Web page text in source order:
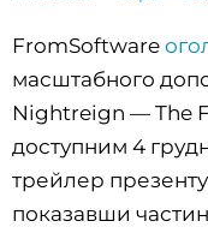
FromSoftware
масштабного
Nightreign — The
доступним 4
трейлер
показавши